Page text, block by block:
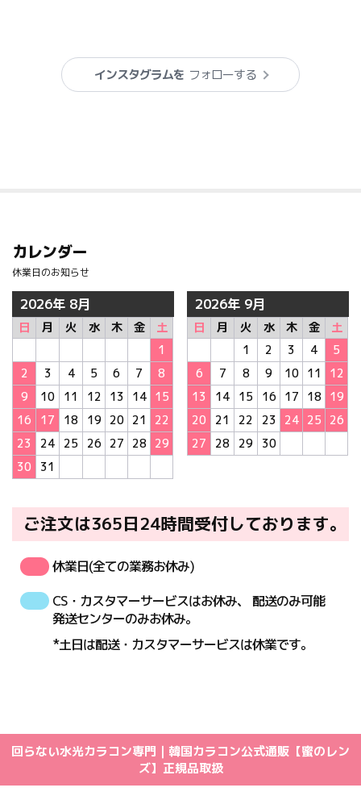
インスタグラムを フォローする
カレンダー
休業日のお知らせ
2026年 8月
日 月 火 水 木 金
土
1
2
3 4 5 6 7
8
9
10 11 12 13 14 15
16
17 18 19 20 21
22
23
24 25 26 27 28 29
30
31
2026年 9月
日 月 火 水 木 金
土
1
2 3 4
5
6
7 8 9 10 11
12
13
14 15 16 17 18 19
20
21 22 23 24 25 26
27
28 29 30
ご注文は365日24時間受付しております｡
休業日(全ての業務お休み)
CS・カスタマーサービスはお休み、 配送のみ可能
発送センターのみお休み。
*土日は配送・カスタマーサービスは休業です。
回らない水光カラコン専門｜韓国カラコン公式通販【蜜のレン
ズ】正規品取扱